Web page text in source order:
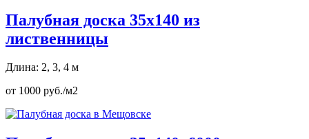
Палубная доска 35х140 из
лиственницы
Длина: 2, 3, 4 м
от 1000 руб./м2